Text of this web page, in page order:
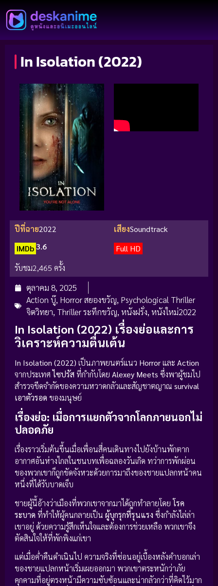
In Isolation (2022)
ปีที่ฉาย2022 เสียงSoundtrack
IMDb 3.6
Full HD
รับชม2,465 ครั้ง
ตุลาคม 8, 2025
Action บู๊, Horror สยองขวัญ, Psychological Thriller
จิตวิทยา, Thriller ระทึกขวัญ, หนังฝรั่ง, หนังใหม่2022
In Isolation (2022) เรื่องย่อและการ
วิเคราะห์ความตื่นเต้น
In Isolation (2022) เป็นภาพยนตร์แนว Horrorและ Action
จากประเทศไซปรัสที่กำกับโดย Alexey Meets ซึ่งพาผู้ชมไป
สำรวจขีดจำกัดของความหวาดกลัวและสัญชาตญาณ survival
เอาตัวรอด ของมนุษย์
เรื่องย่อ: เมื่อการแยกตัวจากโลกภายนอกไม่
ปลอดภัย
เรื่องราวเริ่มต้นขึ้นเมื่อเพื่อนสี่คนเดินทางไปยังบ้านพักตาก
อากาศอันห่างไกลในชนบทเพื่อฉลองวันเกิด ทว่าการพักผ่อน
ของพวกเขาก็ถูกขัดจังหวะด้วยการมาถึงของชายแปลกหน้าคน
หนึ่งที่ได้รับบาดเจ็บ
ชายผู้นี้อ้างว่าเมืองที่พวกเขาจากมาได้ถูกทำลายโดยโรค
ระบาด ที่ทำให้ผู้คนกลายเป็น ผู้บุกรุกที่รุนแรง ซึ่งกำลังไล่ล่า
เขาอยู่ ด้วยความรู้สึกเห็นใจและต้องการช่วยเหลือ พวกเขาจึง
ตัดสินใจให้ที่พักพิงแก่เขา
แต่เมื่อค่ำคืนดำเนินไป ความจริงที่ซ่อนอยู่เบื้องหลังคำบอกเล่า
ของชายแปลกหน้าเริ่มเผยออกมา พวกเขาตระหนักว่าภัย
คุกคามที่อยู่ตรงหน้ามีความซับซ้อนและน่ากลัวกว่าที่คิดไว้มาก